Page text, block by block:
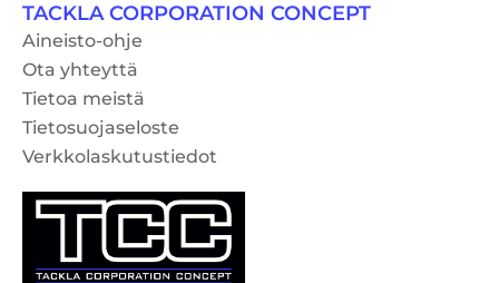
TACKLA CORPORATION CONCEPT
Aineisto-ohje
Ota yhteyttä
Tietoa meistä
Tietosuojaseloste
Verkkolaskutustiedot